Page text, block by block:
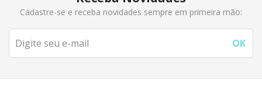
Cadastre-se e receba novidades sempre em primeira mão: